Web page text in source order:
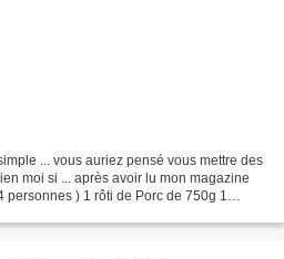
... vous auriez pensé vous mettre des
moi si ... après avoir lu mon magazine
personnes ) 1 rôti de Porc de 750g 1